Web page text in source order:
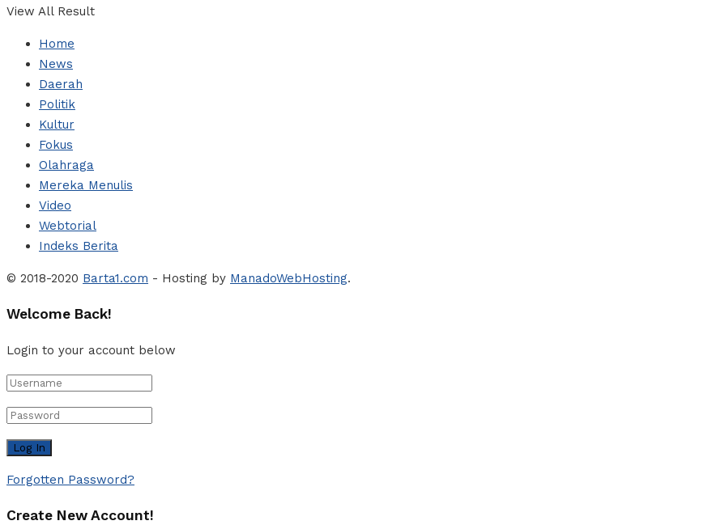
View All Result
Home
News
Daerah
Politik
Kultur
Fokus
Olahraga
Mereka Menulis
Video
Webtorial
Indeks Berita
© 2018-2020 Barta1.com - Hosting by ManadoWebHosting.
Welcome Back!
Login to your account below
Forgotten Password?
Create New Account!